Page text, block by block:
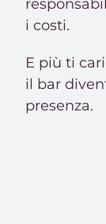
i costi.
E più ti
il bar
presenza.